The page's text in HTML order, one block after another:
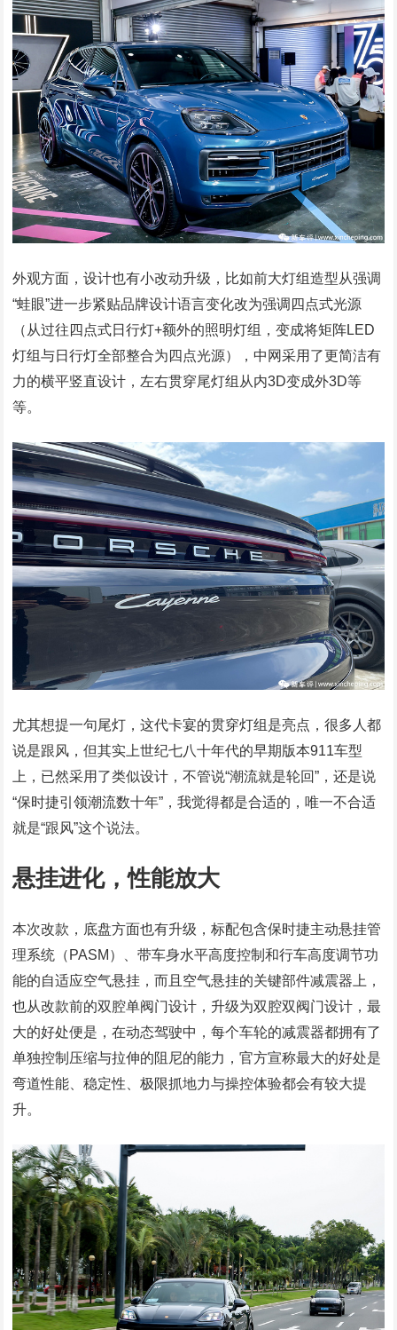
外观方面，设计也有小改动升级，比如前大灯组造型从强调
“蛙眼”进一步紧贴品牌设计语言变化改为强调四点式光源
（从过往四点式日行灯+额外的照明灯组，变成将矩阵LED
灯组与日行灯全部整合为四点光源），中网采用了更简洁有
力的横平竖直设计，左右贯穿尾灯组从内3D变成外3D等
等。
尤其想提一句尾灯，这代卡宴的贯穿灯组是亮点，很多人都
说是跟风，但其实上世纪七八十年代的早期版本911车型
上，已然采用了类似设计，不管说“潮流就是轮回”，还是说
“保时捷引领潮流数十年”，我觉得都是合适的，唯一不合适
就是“跟风”这个说法。
悬挂进化，性能放大
本次改款，底盘方面也有升级，标配包含保时捷主动悬挂管
理系统（PASM）、带车身水平高度控制和行车高度调节功
能的自适应空气悬挂，而且空气悬挂的关键部件减震器上，
也从改款前的双腔单阀门设计，升级为双腔双阀门设计，最
大的好处便是，在动态驾驶中，每个车轮的减震器都拥有了
单独控制压缩与拉伸的阻尼的能力，官方宣称最大的好处是
弯道性能、稳定性、极限抓地力与操控体验都会有较大提
升。